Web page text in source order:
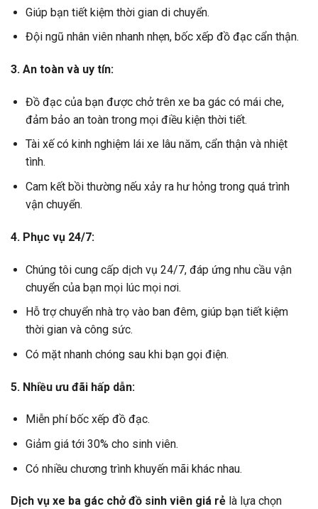
Giúp bạn tiết kiệm thời gian di chuyển.
Đội ngũ nhân viên nhanh nhẹn, bốc xếp đồ đạc cẩn thận.
3. An toàn và uy tín:
Đồ đạc của bạn được chở trên xe ba gác có mái che,
đảm bảo an toàn trong mọi điều kiện thời tiết.
Tài xế có kinh nghiệm lái xe lâu năm, cẩn thận và nhiệt
tình.
Cam kết bồi thường nếu xảy ra hư hỏng trong quá trình
vận chuyển.
4. Phục vụ 24/7:
Chúng tôi cung cấp dịch vụ 24/7, đáp ứng nhu cầu vận
chuyển của bạn mọi lúc mọi nơi.
Hỗ trợ chuyển nhà trọ vào ban đêm, giúp bạn tiết kiệm
thời gian và công sức.
Có mặt nhanh chóng sau khi bạn gọi điện.
5. Nhiều ưu đãi hấp dẫn:
Miễn phí bốc xếp đồ đạc.
Giảm giá tới 30% cho sinh viên.
Có nhiều chương trình khuyến mãi khác nhau.
Dịch vụ xe ba gác chở đồ sinh viên giá rẻ là lựa chọn